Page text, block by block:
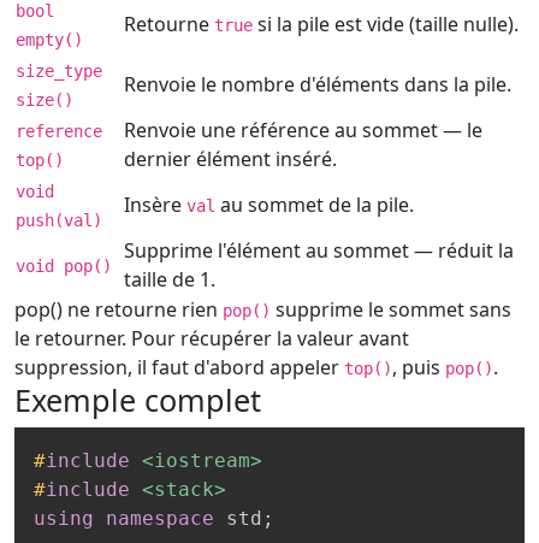
bool
empty()
Retourne true si la pile est vide (taille nulle).
size_type
size()
Renvoie le nombre d'éléments dans la pile.
reference
top()
Renvoie une référence au sommet — le
dernier élément inséré.
void
push(val)
Insère val au sommet de la pile.
void pop()
Supprime l'élément au sommet — réduit la
taille de 1.
pop() ne retourne rien pop() supprime le sommet sans
le retourner. Pour récupérer la valeur avant
suppression, il faut d'abord appeler top(), puis pop().
Exemple complet
#include <iostream>
#include <stack>
using
namespace std ;